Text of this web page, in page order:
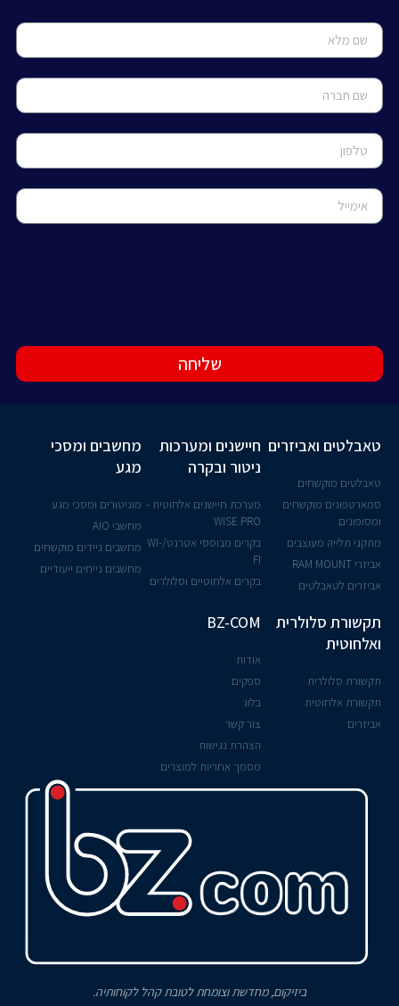
שליחה
טאבלטים ואביזרים
טאבלטים מוקשחים
סמארטפונים מוקשחים
ומסופונים
מתקני תלייה מעוצבים
אביזרי RAM MOUNT
אביזרים לטאבלטים
חיישנים ומערכות
ניטור ובקרה
מערכת חיישנים אלחוטית -
WISE PRO
בקרים מבוססי אטרנט/WI-
FI
בקרים אלחוטיים וסלולרים
מחשבים ומסכי
מגע
מוניטורים ומסכי מגע
מחשבי AIO
מחשבים ניידים מוקשחים
מחשבים נייחים ייעודיים
תקשורת סלולרית
ואלחוטית
תקשורת סלולרית
תקשורת אלחוטית
אביזרים
BZ-COM
אודות
ספקים
בלוג
צור קשר
הצהרת נגישות
מסמך אחריות למוצרים
ביזיקום, מחדשת וצומחת לטובת קהל לקוחותיה.